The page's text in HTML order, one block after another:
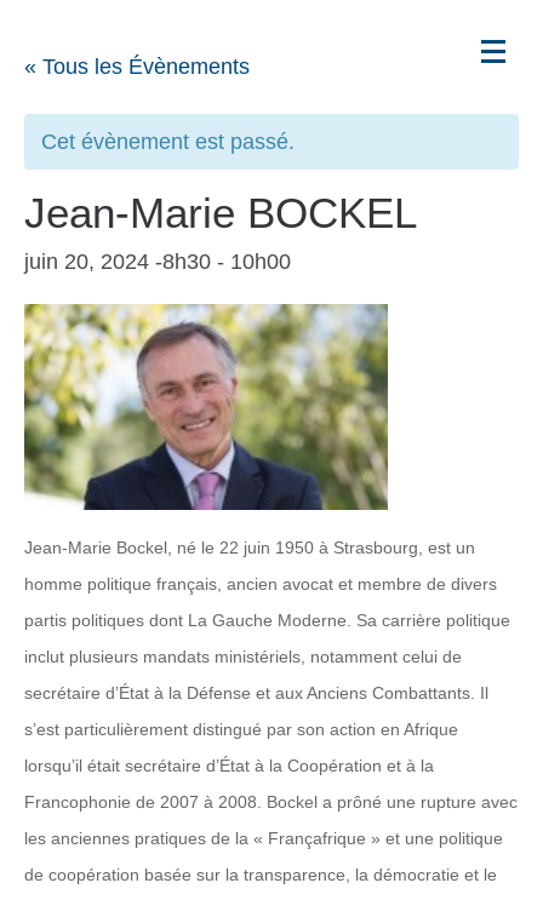
« Tous les Évènements
Cet évènement est passé.
Jean-Marie BOCKEL
juin 20, 2024 -8h30 - 10h00
Jean-Marie Bockel, né le 22 juin 1950 à Strasbourg, est un
homme politique français, ancien avocat et membre de divers
partis politiques dont La Gauche Moderne. Sa carrière politique
inclut plusieurs mandats ministériels, notamment celui de
secrétaire d’État à la Défense et aux Anciens Combattants. Il
s’est particulièrement distingué par son action en Afrique
lorsqu’il était secrétaire d’État à la Coopération et à la
Francophonie de 2007 à 2008. Bockel a prôné une rupture avec
les anciennes pratiques de la « Françafrique » et une politique
de coopération basée sur la transparence, la démocratie et le